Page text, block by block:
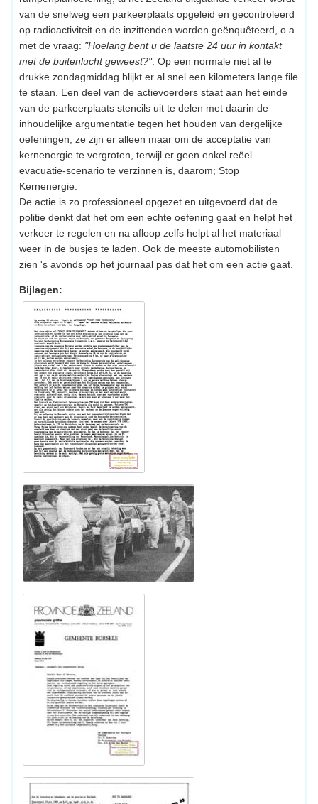
van de snelweg een parkeerplaats opgeleid en gecontroleerd
op radioactiviteit en de inzittenden worden geënquêteerd, o.a.
met de vraag: "Hoelang bent u de laatste 24 uur in kontakt
met de buitenlucht geweest?". Op een normale niet al te
drukke zondagmiddag blijkt er al snel een kilometers lange file
te staan. Een deel van de actievoerders staat aan het einde
van de parkeerplaats stencils uit te delen met daarin de
inhoudelijke argumentatie tegen het houden van dergelijke
oefeningen; ze zijn er alleen maar om de acceptatie van
kernenergie te vergroten, terwijl er geen enkel reëel
evacuatie-scenario te verzinnen is, daarom; Stop
Kernenergie.
De actie is zo professioneel opgezet en uitgevoerd dat de
politie denkt dat het om een echte oefening gaat en helpt het
verkeer te regelen en na afloop zelfs helpt al het materiaal
weer in de busjes te laden. Ook de meeste automobilisten
zien 's avonds op het journaal pas dat het om een actie gaat.
Bijlagen: